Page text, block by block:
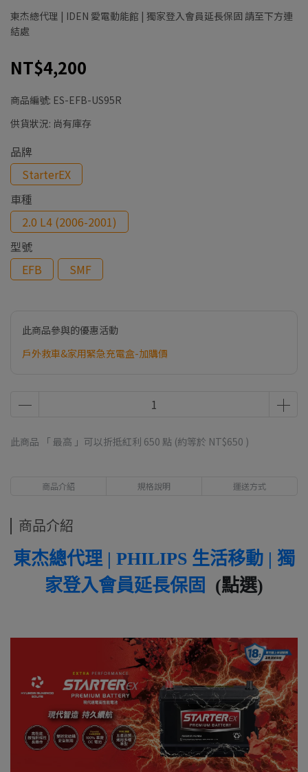
東杰總代理 | IDEN 愛電動能館 | 獨家登入會員延長保固 請至下方連
結處
NT$4,200
商品編號: ES-EFB-US95R
供貨狀況: 尚有庫存
品牌
StarterEX
車種
2.0 L4 (2006-2001)
型號
EFB
SMF
此商品參與的優惠活動
戶外救車&家用緊急充電盒-加購價
此商品 「 最高 」可以折抵紅利 650 點 (約等於 NT$650 )
商品介紹 規格說明 運送方式
商品介紹
東杰總代理 | PHILIPS 生活移動 | 獨
家登入會員延長保固
(點選)